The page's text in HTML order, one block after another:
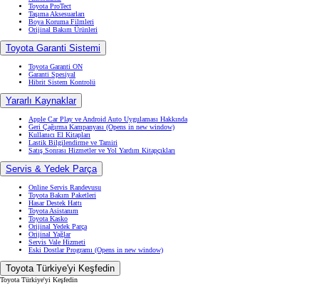
Toyota ProTect
Taşıma Aksesuarları
Boya Koruma Filmleri
Orijinal Bakım Ürünleri
Toyota Garanti Sistemi
Toyota Garanti ON
Garanti Spesiyal
Hibrit Sistem Kontrolü
Yararlı Kaynaklar
Apple Car Play ve Android Auto Uygulaması Hakkında
Geri Çağırma Kampanyası (Opens in new window)
Kullanıcı El Kitapları
Lastik Bilgilendirme ve Tamiri
Satış Sonrası Hizmetler ve Yol Yardım Kitapçıkları
Servis & Yedek Parça
Online Servis Randevusu
Toyota Bakım Paketleri
Hasar Destek Hattı
Toyota Asistanım
Toyota Kasko
Orijinal Yedek Parça
Orijinal Yağlar
Servis Vale Hizmeti
Eski Dostlar Programı (Opens in new window)
Toyota Türkiye'yi Keşfedin
Toyota Türkiye'yi Keşfedin